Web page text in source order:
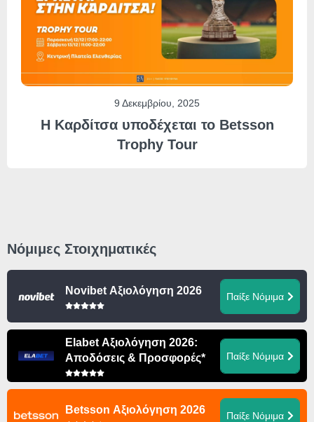
Νόμιμες Στοιχηματικές
Novibet Αξιολόγηση 2026 Παίξε Νόμιμα
Elabet Αξιολόγηση 2026:
Αποδόσεις & Προσφορές*
Παίξε Νόμιμα
Betsson Αξιολόγηση 2026 Παίξε Νόμιμα
9 Δεκεμβρίου, 2025
Η Καρδίτσα υποδέχεται το Betsson
Trophy Tour